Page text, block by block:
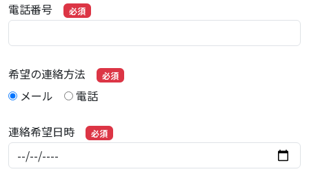
電話番号 必須
希望の連絡方法 必須
メール 電話
連絡希望日時 必須